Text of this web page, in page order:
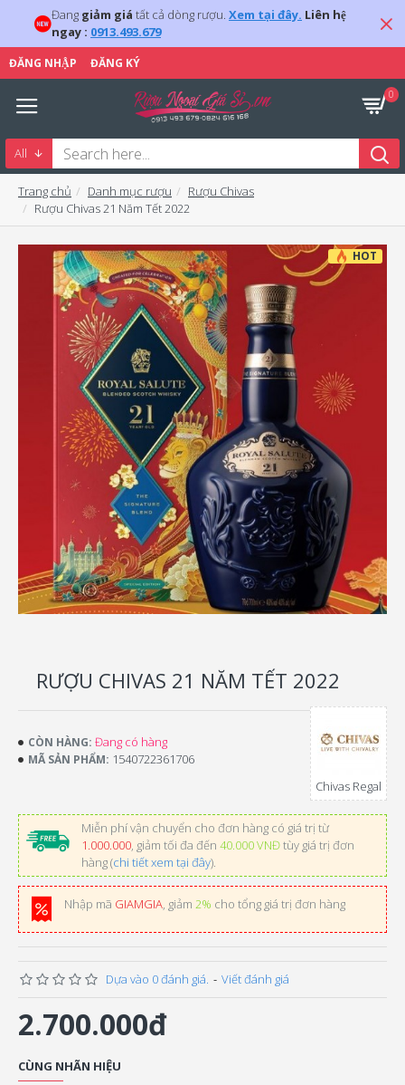
Đang giảm giá tất cả dòng rượu. Xem tại đây. Liên hệ
ngay : 0913.493.679
ĐĂNG NHẬP ĐĂNG KÝ
0
All
Trang chủ Danh mục rượu
Rượu Chivas
Rượu Chivas 21 Năm Tết 2022
HOT
RƯỢU CHIVAS 21 NĂM TẾT 2022
Miễn phí vận chuyển cho đơn hàng có giá trị từ
1.000.000, giảm tối đa đến 40.000 VNĐtùy giá trị đơn
hàng (chi tiết xem tại đây).
Nhập mã GIAMGIA, giảm 2% cho tổng giá trị đơn hàng
CÒN HÀNG: Đang có hàng
MÃ SẢN PHẨM: 1540722361706
Chivas Regal
Dựa vào 0 đánh giá. - Viết đánh giá
2.700.000đ
CÙNG NHÃN HIỆU